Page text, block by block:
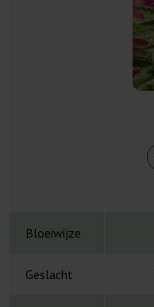
Bloeiwijze
Geslacht